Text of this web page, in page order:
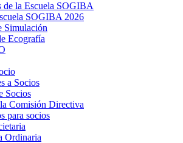
de la Escuela SOGIBA
SOGIBA 2026
Simulación
Ecografía
a Socios
Socios
Comisión Directiva
para socios
Ordinaria